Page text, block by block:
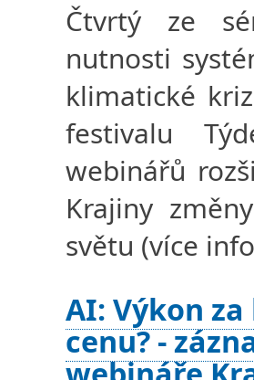
Čtvrtý ze
nutnosti
klimatické
festivalu
webinářů
Krajiny
světu (více
AI: Výkon
cenu? -